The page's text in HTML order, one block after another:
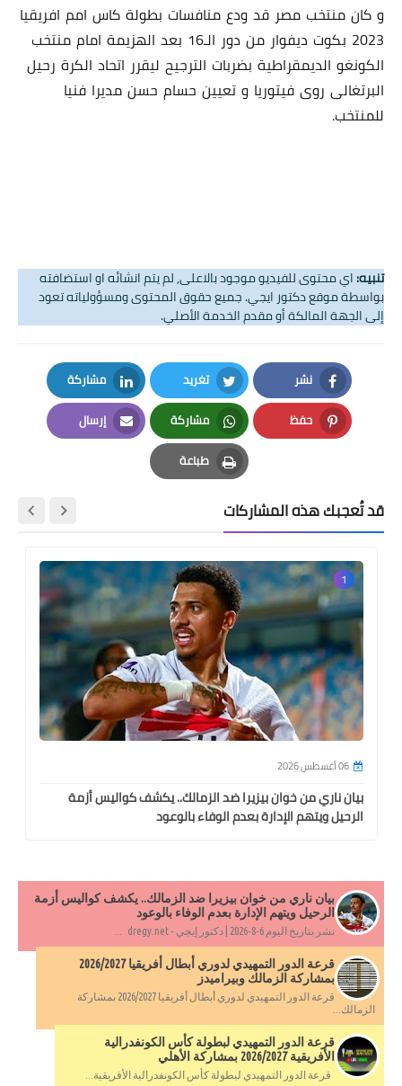
و كان منتخب مصر قد ودع منافسات بطولة كاس امم افريقيا
2023 بكوت ديفوار من دور الـ16 بعد الهزيمة امام منتخب
الكونغو الديمقراطية بضربات الترجيح ليقرر اتحاد الكرة رحيل
البرتغالى روى فيتوريا و تعيين حسام حسن مديرا فنيا
للمنتخب.
تنبيه:اي محتوى للفيديو موجود بالاعلى, لم يتم انشائه او استضافته
بواسطة موقع دكتور ايجي. جميع حقوق المحتوى ومسؤولياته تعود
إلى الجهة المالكة أو مقدم الخدمة الأصلي.
نشر
Facebook
تغريد
Twitter
مشاركة
LinkedIn
حفظ
Pinterest
مشاركة
Whatsapp
إرسال
Email
طباعة
Print
قد تُعجبك هذه المشاركات
1
06 أغسطس 2026
بيان ناري من خوان بيزيرا ضد الزمالك.. يكشف كواليس أزمة
الرحيل ويتهم الإدارة بعدم الوفاء بالوعود
بيان ناري من خوان بيزيرا ضد الزمالك.. يكشف كواليس أزمة
الرحيل ويتهم الإدارة بعدم الوفاء بالوعود
نشر بتاريخ اليوم 6-8-2026 | دكتور إيجي - dregy.net ...
قرعة الدور التمهيدي لدوري أبطال أفريقيا 2026/2027
بمشاركة الزمالك وبيراميدز
قرعة الدور التمهيدي لدوري أبطال أفريقيا 2026/2027 بمشاركة
الزمالك...
قرعة الدور التمهيدي لبطولة كأس الكونفدرالية
الأفريقية 2026/2027 بمشاركة الأهلي
قرعة الدور التمهيدي لبطولة كأس الكونفدرالية الأفريقية...